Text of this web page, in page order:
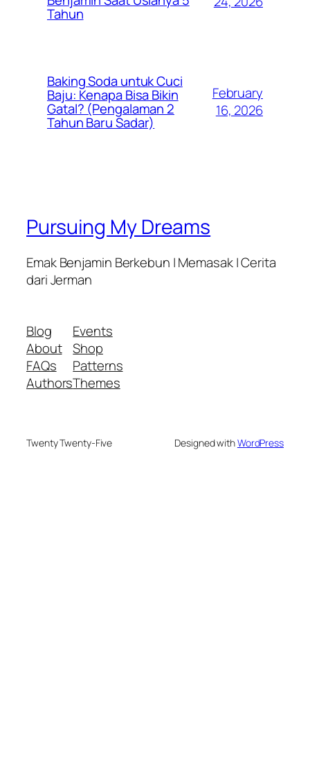
Tahun
Baking Soda untuk Cuci
Baju: Kenapa Bisa Bikin
Gatal? (Pengalaman 2
Tahun Baru Sadar)
February
16, 2026
Pursuing My Dreams
Emak Benjamin Berkebun | Memasak | Cerita
dari Jerman
Blog
About
FAQs
Authors
Events
Shop
Patterns
Themes
Twenty Twenty-Five Designed withWordPress